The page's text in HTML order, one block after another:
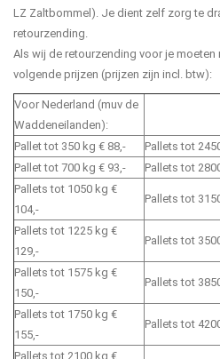
LZ Zaltbommel). Je dient zelf zorg te
retourzending.
Als wij de retourzending voor je moeten
volgende prijzen (prijzen zijn incl. btw):
Voor Nederland (muv de
Waddeneilanden):
Pallet tot 350 kg € 88,-
Pallets tot
Pallet tot 700 kg € 93,-
Pallets tot
Pallets tot 1050 kg €
104,-
Pallets tot
Pallets tot 1225 kg €
129,-
Pallets tot
Pallets tot 1575 kg €
150,-
Pallets tot
Pallets tot 1750 kg €
155,-
Pallets tot
Pallets tot 2100 kg €